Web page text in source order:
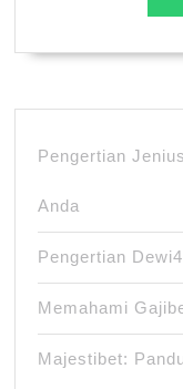
Pengertian
Anda
Pengertian
Memahami
Majestibet: